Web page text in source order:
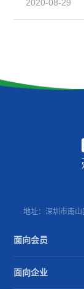
2020-08-29
地址：深圳市南
面向会员
面向企业